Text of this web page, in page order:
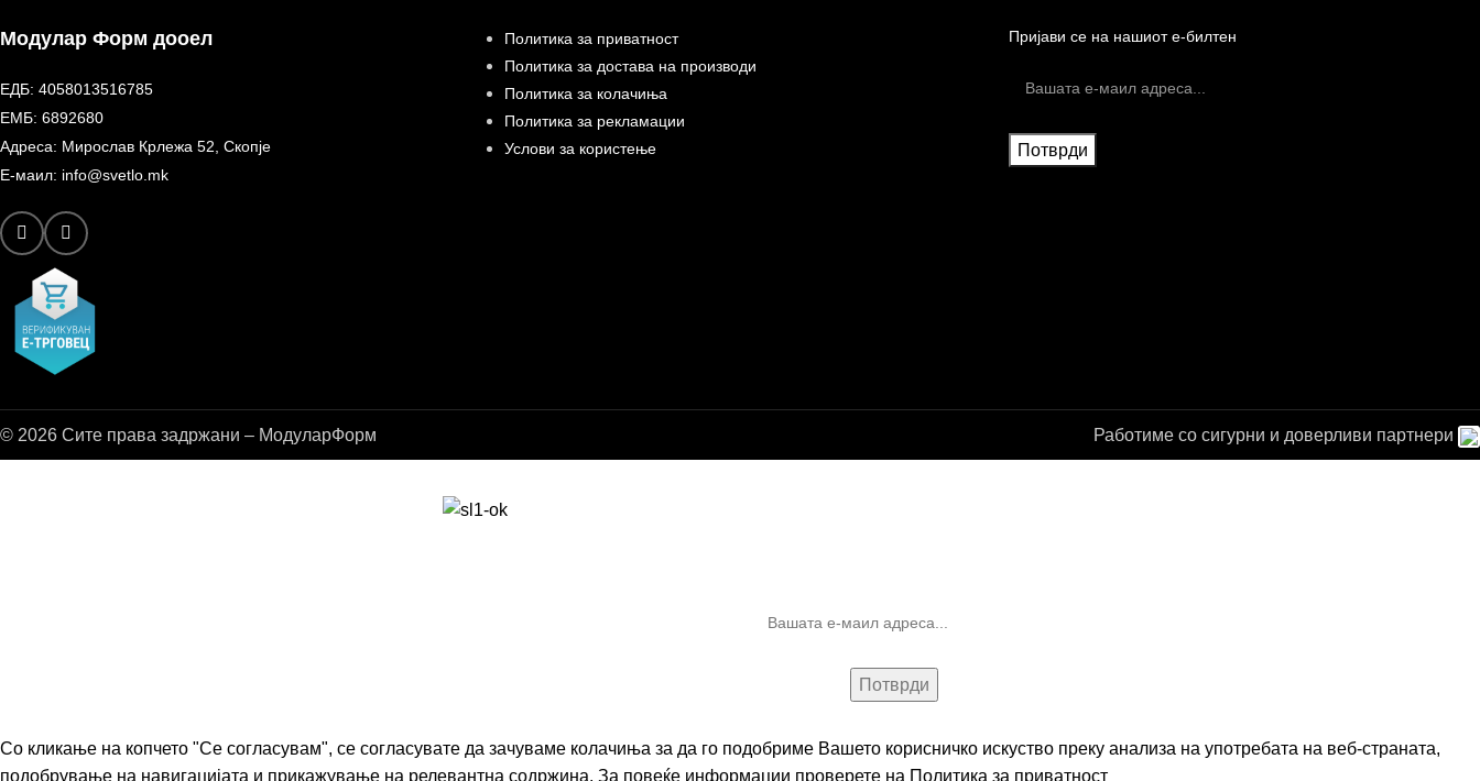
Модулар Форм дооел
ЕДБ: 4058013516785
ЕМБ: 6892680
Адреса: Мирослав Крлежа 52, Скопје
Е-маил: info@svetlo.mk
Политика за приватност
Политика за достава на производи
Политика за колачиња
Политика за рекламации
Услови за користење
Пријави се на нашиот е-билтен
© 2026 Сите права задржани – МодуларФорм Работиме со сигурни и доверливи партнери
Со кликање на копчето "Се согласувам", се согласувате да зачуваме колачиња за да го подобриме Вашето корисничко искуство преку анализа на употребата на веб-страната,
подобрување на навигацијата и прикажување на релевантна содржина. За повеќе информации проверете на Политика за приватност